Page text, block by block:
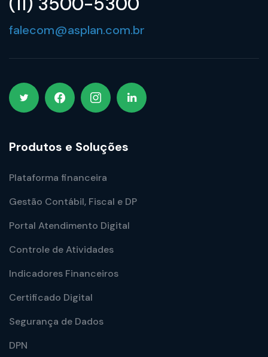
falecom@asplan.com.br
Produtos e Soluções
Plataforma financeira
Gestão Contábil, Fiscal e DP
Portal Atendimento Digital
Controle de Atividades
Indicadores Financeiros
Certificado Digital
Segurança de Dados
DPN